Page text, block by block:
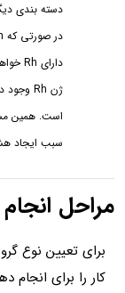
دسته بندی
سبب ایجاد
مراحل
برای تعیین نوع
کار را برای انجام